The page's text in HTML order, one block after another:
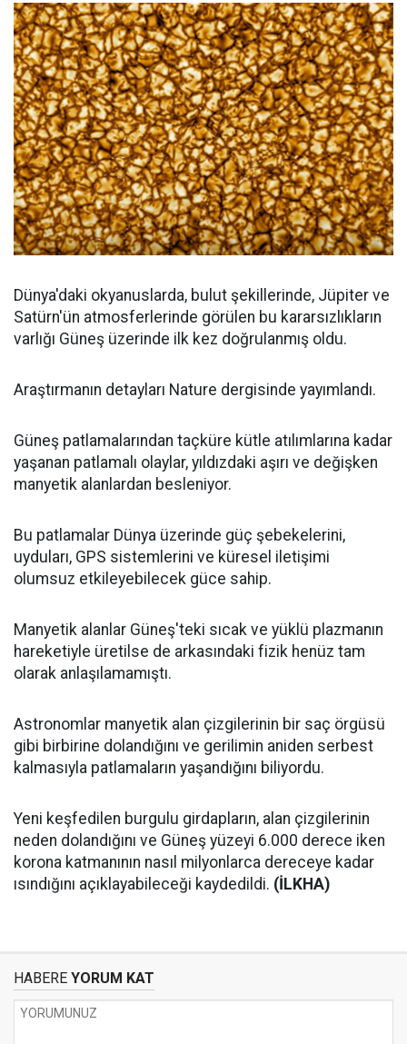
Dünya'daki okyanuslarda, bulut şekillerinde, Jüpiter ve
Satürn'ün atmosferlerinde görülen bu kararsızlıkların
varlığı Güneş üzerinde ilk kez doğrulanmış oldu.
Araştırmanın detayları Nature dergisinde yayımlandı.
Güneş patlamalarından taçküre kütle atılımlarına kadar
yaşanan patlamalı olaylar, yıldızdaki aşırı ve değişken
manyetik alanlardan besleniyor.
Bu patlamalar Dünya üzerinde güç şebekelerini,
uyduları, GPS sistemlerini ve küresel iletişimi
olumsuz etkileyebilecek güce sahip.
Manyetik alanlar Güneş'teki sıcak ve yüklü plazmanın
hareketiyle üretilse de arkasındaki fizik henüz tam
olarak anlaşılamamıştı.
Astronomlar manyetik alan çizgilerinin bir saç örgüsü
gibi birbirine dolandığını ve gerilimin aniden serbest
kalmasıyla patlamaların yaşandığını biliyordu.
Yeni keşfedilen burgulu girdapların, alan çizgilerinin
neden dolandığını ve Güneş yüzeyi 6.000 derece iken
korona katmanının nasıl milyonlarca dereceye kadar
ısındığını açıklayabileceği kaydedildi. (İLKHA)
HABERE YORUM KAT